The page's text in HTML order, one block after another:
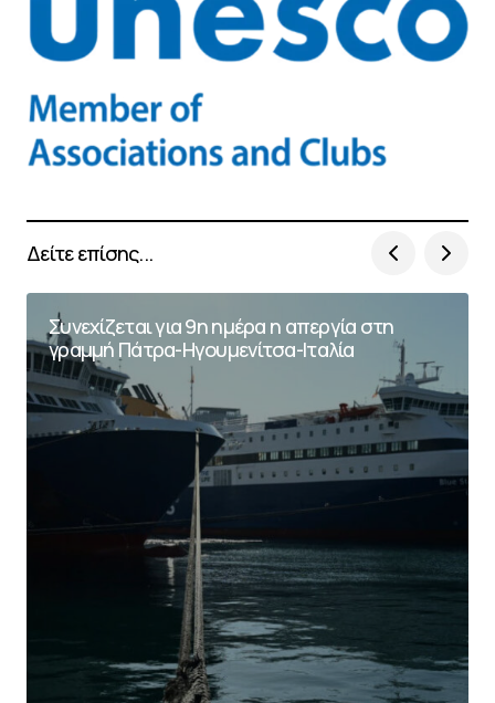
Δείτε επίσης...
Συνεχίζεται για 9η ημέρα η απεργία στη
γραμμή Πάτρα-Ηγουμενίτσα-Ιταλία